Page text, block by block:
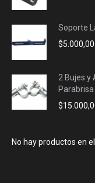
Soporte
$5.000,00
2 Bujes y
Parabrisa
$
No hay productos en